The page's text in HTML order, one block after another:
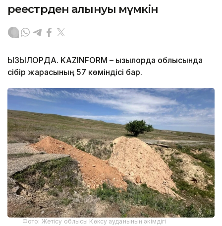
реестрден алынуы мүмкін
ҚЫЗЫЛОРДА. KAZINFORM – Қызылорда облысында
сібір жарасының 57 көміндісі бар.
Фото: Жетісу облысы Көксу ауданының әкімдігі